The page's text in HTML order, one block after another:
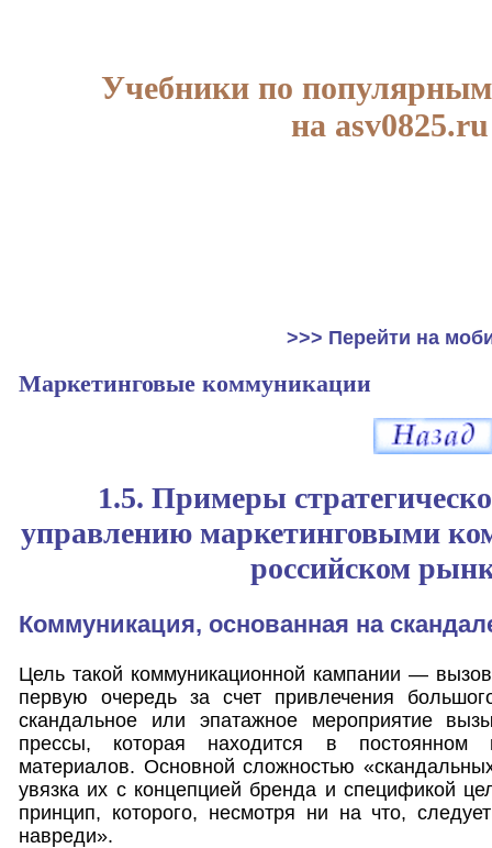
Учебники по
на asv0825.ru
>>> Перейти на
Маркетинговые коммуникации
1.5. Примеры
управлению маркетинговыми
российском
Коммуникация, основанная на
Цель такой коммуникационной кампании —
первую очередь за счет привлечения
скандальное или эпатажное мероприятие
прессы, которая находится в постоянном
материалов. Основной сложностью
увязка их с концепцией бренда и спецификой
принцип, которого, несмотря ни на что,
навреди».